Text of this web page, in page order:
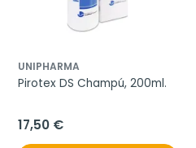
UNIPHARMA
Pirotex DS Champú, 200ml.
17,50 €